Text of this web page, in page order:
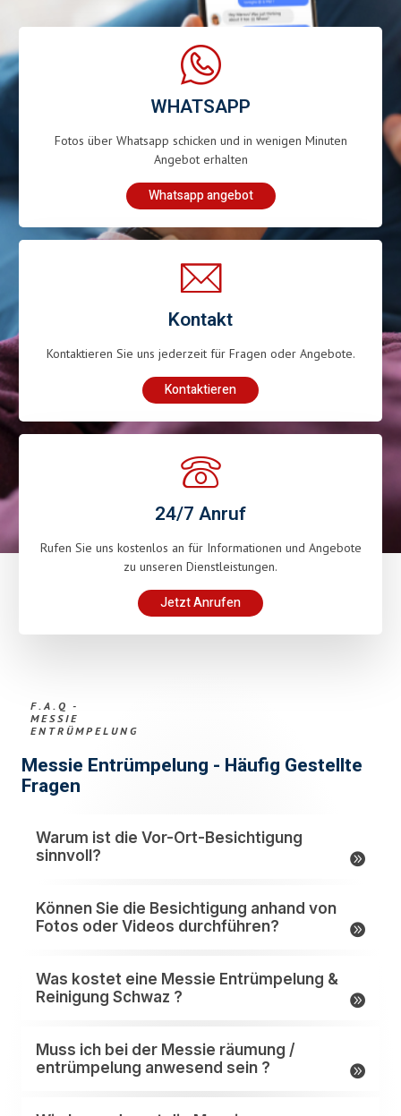
WHATSAPP
Fotos über Whatsapp schicken und in wenigen Minuten
Angebot erhalten
Whatsapp angebot
Kontakt
Kontaktieren Sie uns jederzeit für Fragen oder Angebote.
Kontaktieren
24/7 Anruf
Rufen Sie uns kostenlos an für Informationen und Angebote
zu unseren Dienstleistungen.
Jetzt Anrufen
F.A.Q -
MESSIE
ENTRÜMPELUNG
Messie Entrümpelung - Häufig Gestellte
Fragen
Warum ist die Vor-Ort-Besichtigung
sinnvoll?
Können Sie die Besichtigung anhand von
Fotos oder Videos durchführen?
Was kostet eine Messie Entrümpelung &
Reinigung Schwaz ?
Muss ich bei der Messie räumung /
entrümpelung anwesend sein ?